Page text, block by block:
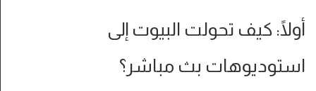
أولًا: كيف تحولت البيوت إلى
استوديوهات بث مباشر؟